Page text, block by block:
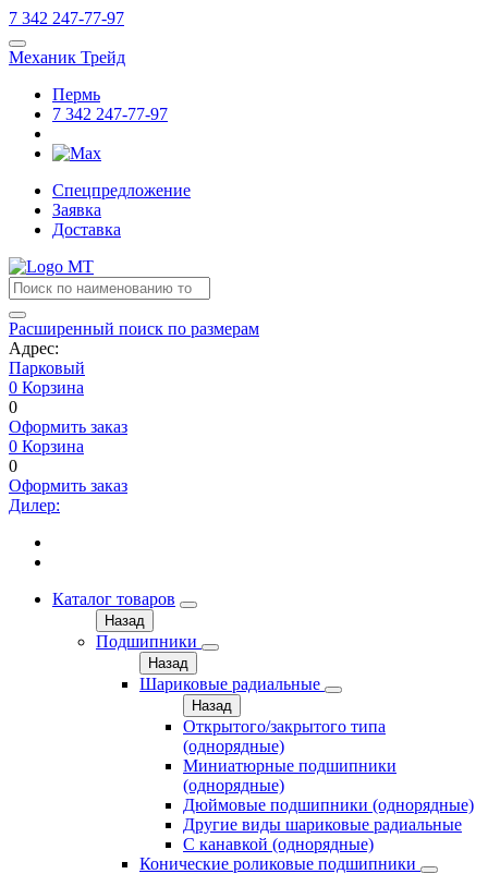
7 342 247-77-97
Механик Трейд
Пермь
7 342 247-77-97
Спецпредложение
Заявка
Доставка
Расширенный поиск по размерам
Адрес:
Парковый
0 Корзина
0
Оформить заказ
0 Корзина
0
Оформить заказ
Дилер:
Каталог товаров
Назад
Подшипники
Назад
Шариковые радиальные
Назад
Открытого/закрытого типа
(однорядные)
Миниатюрные подшипники
(однорядные)
Дюймовые подшипники (однорядные)
Другие виды шариковые радиальные
С канавкой (однорядные)
Конические роликовые подшипники